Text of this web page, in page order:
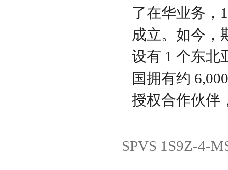
了在华业务，
成立。如今，
设有 1 个东北
国拥有约
授权合作伙伴
SPVS 1S9Z-4-